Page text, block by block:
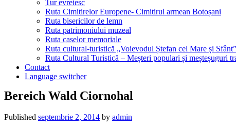
Tur evreiesc
Ruta Cimitirelor Europene- Cimitirul armean Botoșani
Ruta bisericilor de lemn
Ruta patrimoniului muzeal
Ruta caselor memoriale
Ruta cultural-turistică „Voievodul Ștefan cel Mare și Sfânt”
Ruta Cultural Turistică – Meșteri populari și meșteșuguri
Contact
Language switcher
Bereich Wald Ciornohal
Published septembrie 2, 2014 by admin